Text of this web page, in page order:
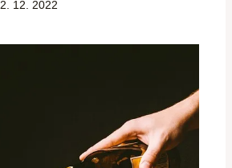
2. 12. 2022